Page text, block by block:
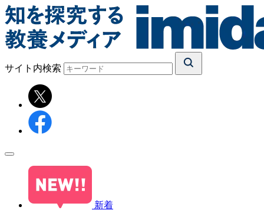
サイト内検索
新着